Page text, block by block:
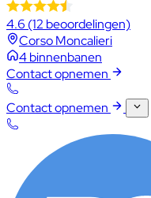
4.6 (12 beoordelingen)
Corso Moncalieri
4 binnenbanen
Contact opnemen
Contact opnemen